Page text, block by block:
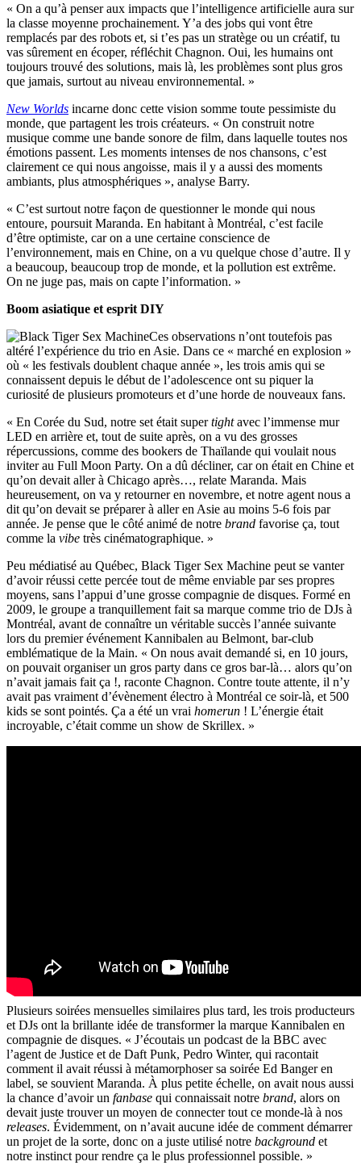
« On a qu’à penser aux impacts que l’intelligence artificielle aura sur
la classe moyenne prochainement. Y’a des jobs qui vont être
remplacés par des robots et, si t’es pas un stratège ou un créatif, tu
vas sûrement en écoper, réfléchit Chagnon. Oui, les humains ont
toujours trouvé des solutions, mais là, les problèmes sont plus gros
que jamais, surtout au niveau environnemental. »
New Worlds incarne donc cette vision somme toute pessimiste du
monde, que partagent les trois créateurs. « On construit notre
musique comme une bande sonore de film, dans laquelle toutes nos
émotions passent. Les moments intenses de nos chansons, c’est
clairement ce qui nous angoisse, mais il y a aussi des moments
ambiants, plus atmosphériques », analyse Barry.
« C’est surtout notre façon de questionner le monde qui nous
entoure, poursuit Maranda. En habitant à Montréal, c’est facile
d’être optimiste, car on a une certaine conscience de
l’environnement, mais en Chine, on a vu quelque chose d’autre. Il y
a beaucoup, beaucoup trop de monde, et la pollution est extrême.
On ne juge pas, mais on capte l’information. »
Boom asiatique et esprit DIY
Ces observations n’ont toutefois pas
altéré l’expérience du trio en Asie. Dans ce « marché en explosion »
où « les festivals doublent chaque année », les trois amis qui se
connaissent depuis le début de l’adolescence ont su piquer la
curiosité de plusieurs promoteurs et d’une horde de nouveaux fans.
« En Corée du Sud, notre set était supertightavec l’immense mur
LED en arrière et, tout de suite après, on a vu des grosses
répercussions, comme des bookers de Thaïlande qui voulait nous
inviter au Full Moon Party. On a dû décliner, car on était en Chine et
qu’on devait aller à Chicago après…, relate Maranda. Mais
heureusement, on va y retourner en novembre, et notre agent nous a
dit qu’on devait se préparer à aller en Asie au moins 5-6 fois par
année. Je pense que le côté animé de notre brand favorise ça, tout
comme la vibe très cinématographique. »
Peu médiatisé au Québec, Black Tiger Sex Machine peut se vanter
d’avoir réussi cette percée tout de même enviable par ses propres
moyens, sans l’appui d’une grosse compagnie de disques. Formé en
2009, le groupe a tranquillement fait sa marque comme trio de DJs à
Montréal, avant de connaître un véritable succès l’année suivante
lors du premier événement Kannibalen au Belmont, bar-club
emblématique de la Main. « On nous avait demandé si, en 10 jours,
on pouvait organiser un gros party dans ce gros bar-là… alors qu’on
n’avait jamais fait ça !, raconte Chagnon. Contre toute attente, il n’y
avait pas vraiment d’évènement électro à Montréal ce soir-là, et 500
kids se sont pointés. Ça a été un vrai homerun ! L’énergie était
incroyable, c’était comme un show de Skrillex. »
Plusieurs soirées mensuelles similaires plus tard, les trois producteurs
et DJs ont la brillante idée de transformer la marque Kannibalen en
compagnie de disques. « J’écoutais un podcast de la BBC avec
l’agent de Justice et de Daft Punk, Pedro Winter, qui racontait
comment il avait réussi à métamorphoser sa soirée Ed Banger en
label, se souvient Maranda. À plus petite échelle, on avait nous aussi
la chance d’avoir un fanbase qui connaissait notre brand, alors on
devait juste trouver un moyen de connecter tout ce monde-là à nos
releases. Évidemment, on n’avait aucune idée de comment démarrer
un projet de la sorte, donc on a juste utilisé notre background et
notre instinct pour rendre ça le plus professionnel possible. »